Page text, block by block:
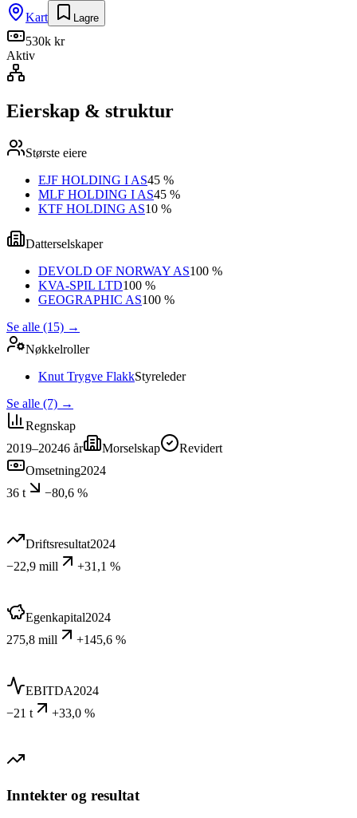
Kart
Lagre
530k kr
Aktiv
Eierskap & struktur
Største eiere
EJF HOLDING I AS45 %
MLF HOLDING I AS45 %
KTF HOLDING AS10 %
Datterselskaper
DEVOLD OF NORWAY AS100 %
KVA-SPIL LTD100 %
GEOGRAPHIC AS100 %
Se alle (15) →
Nøkkelroller
Knut Trygve FlakkStyreleder
Se alle (7) →
Regnskap
2019–20246 år Morselskap
Revidert
Omsetning2024
36 t
−80,6 %
Driftsresultat2024
−22,9 mill
+31,1 %
Egenkapital2024
275,8 mill
+145,6 %
EBITDA2024
−21 t
+33,0 %
Inntekter og resultat